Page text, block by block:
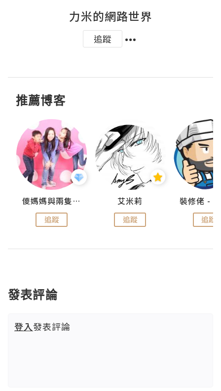
力米的網路世界
追蹤
推薦博客
儍媽媽與兩隻小魔怪之家
追蹤
艾米莉
追蹤 追蹤
發表評論
登入發表評論